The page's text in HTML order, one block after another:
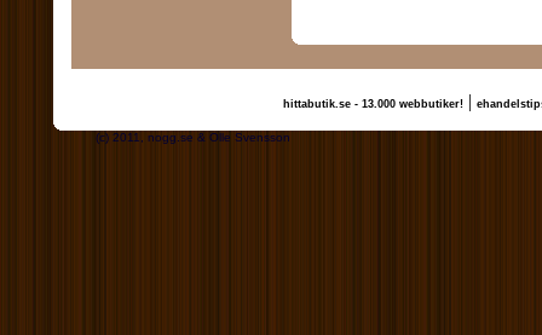
hittabutik.se - 13.000 webbutiker!|
(c) 2011, nogg.se & Olle Svensson